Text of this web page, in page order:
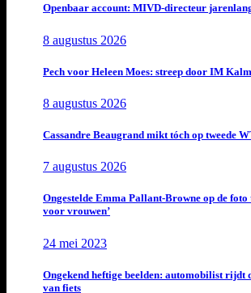
Openbaar account: MIVD-directeur
8 augustus 2026
Pech voor Heleen Moes: streep door IM
8 augustus 2026
Cassandre Beaugrand mikt tóch op tweede
7 augustus 2026
Ongestelde Emma Pallant-Browne op de
voor vrouwen’
24 mei 2023
Ongekend heftige beelden: automobilist rijdt
van fiets